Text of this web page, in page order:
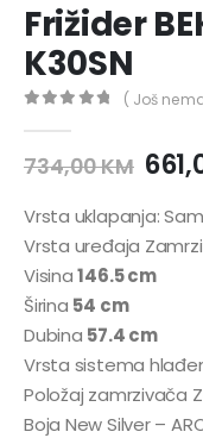
Frižider
K30SN
( Još
734,00KM
Vrsta uklapanja:
Vrsta uređaja
Visina146.5 cm
Širina 54 cm
Dubina 57.4 cm
Vrsta sistema
Položaj zamrzivača
Boja New Silver –